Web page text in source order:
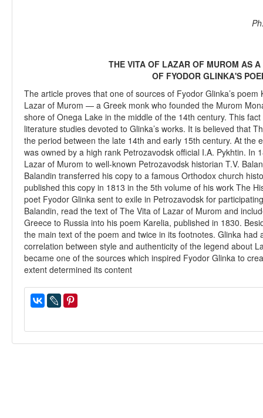
THE VITA OF LAZAR OF MUROM AS
OF FYODOR GLINKA'S
The article proves that one of sources of Fyodor Glinka’s
Lazar of Murom — a Greek monk who founded the Murom
shore of Onega Lake in the middle of the 14th century. This
literature studies devoted to Glinka’s works. It is believed that
the period between the late 14th and early 15th century. At the
was owned by a high rank Petrozavodsk official I.A. Pykhtin. In
Lazar of Murom to well-known Petrozavodsk historian T.V.
Balandin transferred his copy to a famous Orthodox church
published this copy in 1813 in the 5th volume of his work The
poet Fyodor Glinka sent to exile in Petrozavodsk for
Balandin, read the text of The Vita of Lazar of Murom and
Greece to Russia into his poem Karelia, published in 1830.
the main text of the poem and twice in its footnotes. Glinka
correlation between style and authenticity of the legend about
became one of the sources which inspired Fyodor Glinka to
extent determined its content